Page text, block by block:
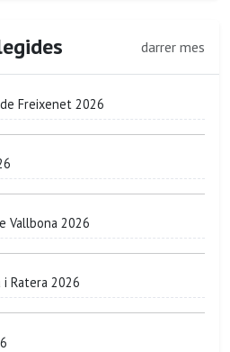
darrer mes
Freixenet 2026
Vallbona 2026
i Ratera 2026